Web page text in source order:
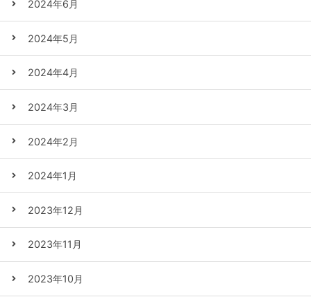
2024年6月
2024年5月
2024年4月
2024年3月
2024年2月
2024年1月
2023年12月
2023年11月
2023年10月